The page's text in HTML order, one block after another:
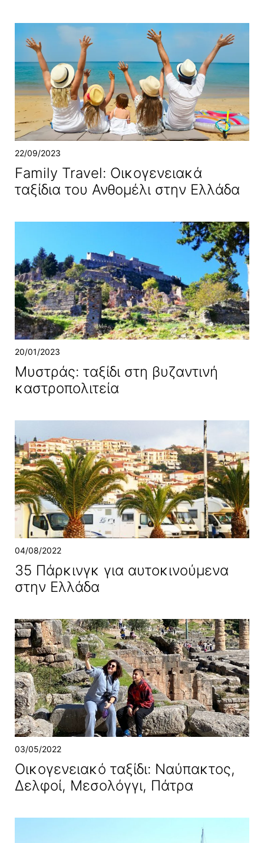
22/09/2023
Family Travel: Οικογενειακά
ταξίδια του Ανθομέλι στην Ελλάδα
20/01/2023
Μυστράς: ταξίδι στη βυζαντινή
καστροπολιτεία
04/08/2022
35 Πάρκινγκ για αυτοκινούμενα
στην Ελλάδα
03/05/2022
Οικογενειακό ταξίδι: Ναύπακτος,
Δελφοί, Μεσολόγγι, Πάτρα